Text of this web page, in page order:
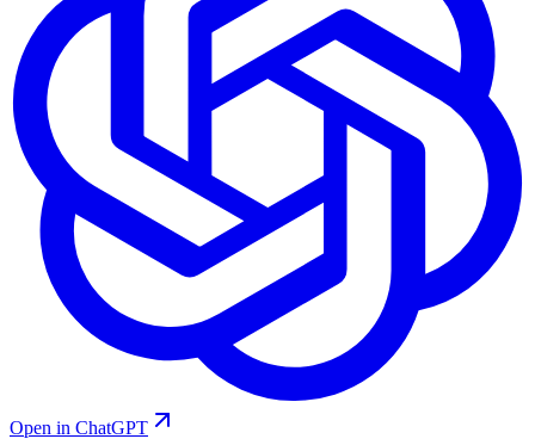
Open in ChatGPT